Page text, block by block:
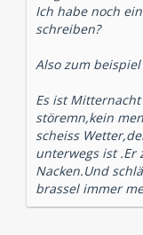
Ich habe noch
schreiben?
Also zum beispiel
Es ist
störemn,kein
scheiss
unterwegs ist
Nacken.Und
brassel immer